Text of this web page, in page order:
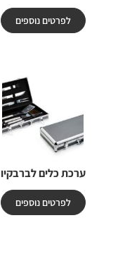
לפרטים נוספים
ערכת כלים לברבקיו
לפרטים נוספים